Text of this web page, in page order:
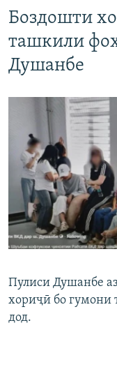
Боздошти
ташкили
Душанбе
Пулиси Душанбе
хориҷӣ бо гумони
дод.